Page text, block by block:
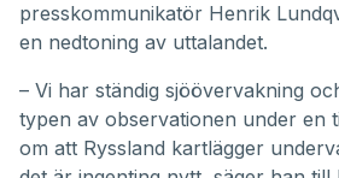
presskommunikatör Henrik
en nedtoning av uttalandet.
– Vi har ständig sjöövervakning
typen av observationen under en
om att Ryssland kartlägger